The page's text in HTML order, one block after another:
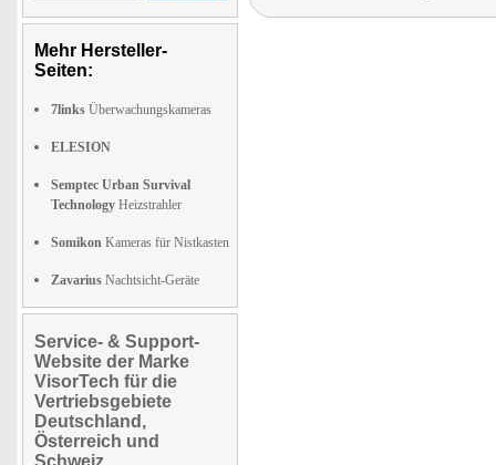
Mehr Hersteller-
Seiten:
7links Überwachungskameras
ELESION
Semptec Urban Survival
Technology Heizstrahler
Somikon Kameras für Nistkasten
Zavarius Nachtsicht-Geräte
Service- & Support-
Website der Marke
VisorTech für die
Vertriebsgebiete
Deutschland,
Österreich und
Schweiz